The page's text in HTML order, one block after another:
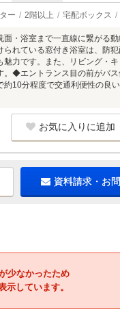
ー 2階以上 宅配ボックス
浴室まで一直線に繋がる動
れている窓付き浴室は、防犯
力です。また、リビング・
◆エントランス目の前がバ
10分程度で交通利便性の良
お気に入りに追加
資料請求・お
少なかったため
示しています。